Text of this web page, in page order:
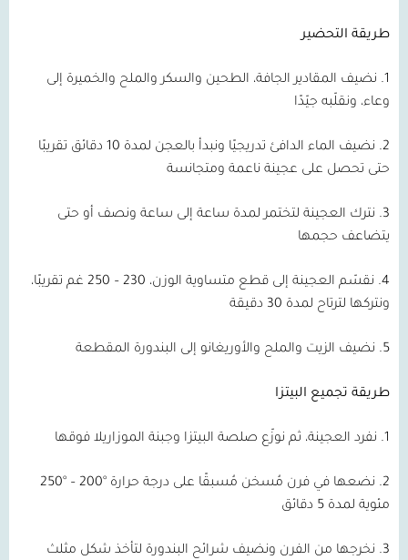
طريقة التحضير
1. نضيف المقادير الجافة، الطحين والسكر والملح والخميرة إلى
وعاء، ونقلّبه جيّدًا
2. نضيف الماء الدافئ تدريجيًا ونبدأ بالعجن لمدة 10 دقائق تقريبًا
حتى تحصل على عجينة ناعمة ومتجانسة
3. نترك العجينة لتختمر لمدة ساعة إلى ساعة ونصف أو حتى
يتضاعف حجمها
4. نقسّم العجينة إلى قطع متساوية الوزن، 230 – 250 غم تقريبًا،
ونتركها لترتاح لمدة 30 دقيقة
5. نضيف الزيت والملح والأوريغانو إلى البندورة المقطعة
طريقة تجميع البيتزا
1. نفرد العجينة، ثم نوزّع صلصة البيتزا وجبنة الموزاريلا فوقها
2. نضعها في فرن مُسخن مُسبقًا على درجة حرارة °200 – °250
مئوية لمدة 5 دقائق
3. نخرجها من الفرن ونضيف شرائح البندورة لتأخذ شكل مثلث